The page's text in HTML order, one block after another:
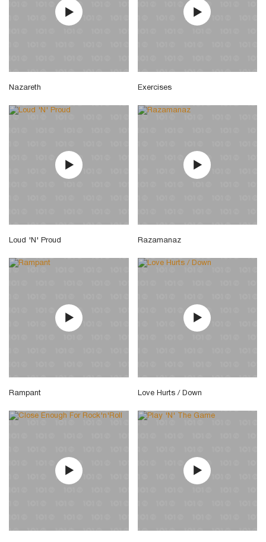
Nazareth Exercises
Loud 'N' Proud Razamanaz
Rampant Love Hurts / Down